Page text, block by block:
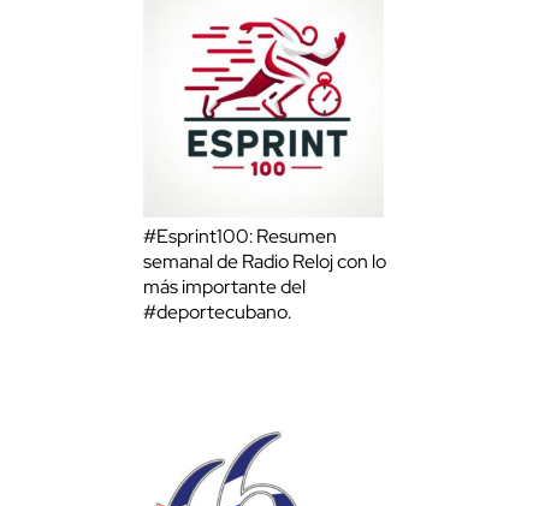
#Esprint100: Resumen
semanal de Radio Reloj con lo
más importante del
#deportecubano.